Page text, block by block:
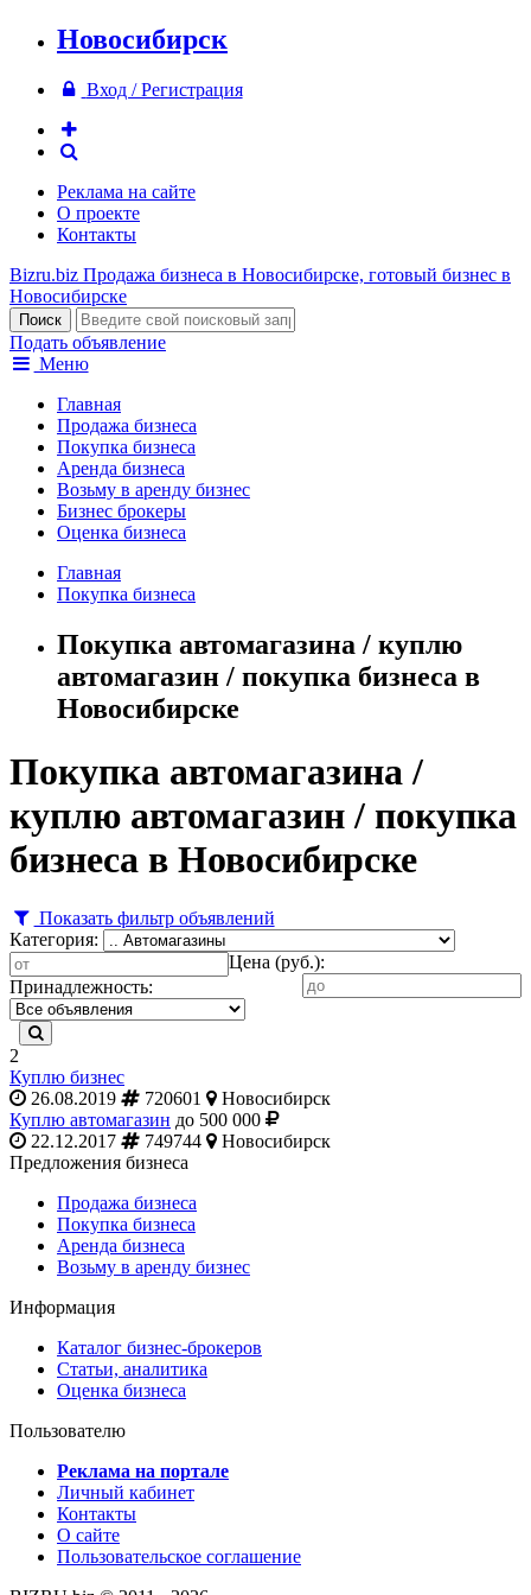
Новосибирск
Вход / Регистрация
Реклама на сайте
О проекте
Контакты
Bizru.biz Продажа бизнеса в Новосибирске, готовый бизнес в
Новосибирске
Подать объявление
Меню
Главная
Продажа бизнеса
Покупка бизнеса
Аренда бизнеса
Возьму в аренду бизнес
Бизнес брокеры
Оценка бизнеса
Главная
Покупка бизнеса
Покупка автомагазина / куплю
автомагазин / покупка бизнеса в
Новосибирске
Покупка автомагазина /
куплю автомагазин / покупка
бизнеса в Новосибирске
Показать фильтр объявлений
Категория:
Цена (руб.):
Принадлежность:
2
Куплю бизнес
26.08.2019
720601
Новосибирск
Куплю автомагазин до 500 000
22.12.2017
749744
Новосибирск
Предложения бизнеса
Продажа бизнеса
Покупка бизнеса
Аренда бизнеса
Возьму в аренду бизнес
Информация
Каталог бизнес-брокеров
Статьи, аналитика
Оценка бизнеса
Пользователю
Реклама на портале
Личный кабинет
Контакты
О сайте
Пользовательское соглашение